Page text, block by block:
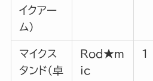
イクアー
ム）
マイクス
タンド（卓
Rod★m
ic
1